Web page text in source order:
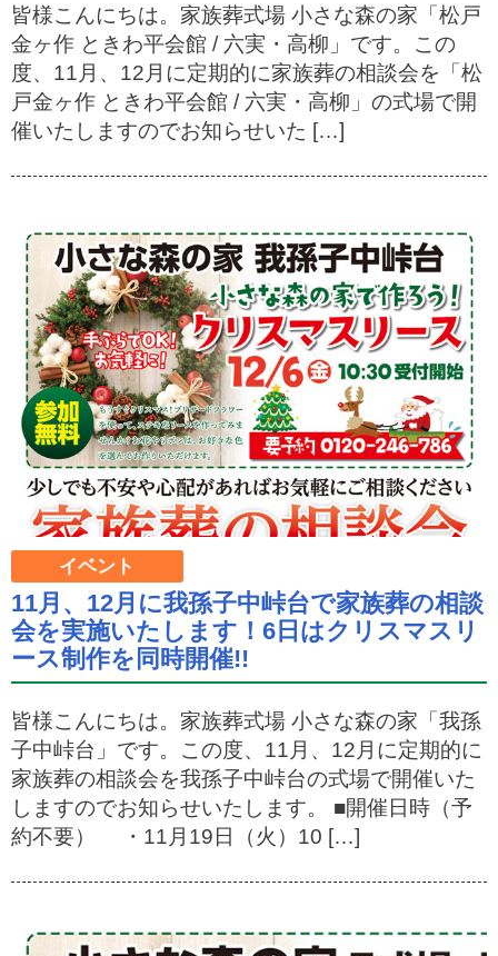
皆様こんにちは。家族葬式場 小さな森の家「松戸
金ヶ作 ときわ平会館 / 六実・高柳」です。この
度、11月、12月に定期的に家族葬の相談会を「松
戸金ヶ作 ときわ平会館 / 六実・高柳」の式場で開
催いたしますのでお知らせいた […]
イベント
11月、12月に我孫子中峠台で家族葬の相談
会を実施いたします！6日はクリスマスリ
ース制作を同時開催!!
皆様こんにちは。家族葬式場 小さな森の家「我孫
子中峠台」です。この度、11月、12月に定期的に
家族葬の相談会を我孫子中峠台の式場で開催いた
しますのでお知らせいたします。 ■開催日時（予
約不要） ・11月19日（火）10 […]